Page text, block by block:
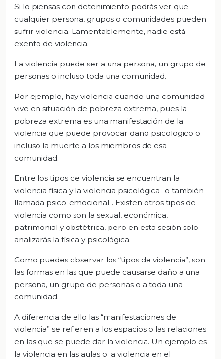
Si lo piensas con detenimiento podrás ver que
cualquier persona, grupos o comunidades pueden
sufrir violencia. Lamentablemente, nadie está
exento de violencia.
La violencia puede ser a una persona, un grupo de
personas o incluso toda una comunidad.
Por ejemplo, hay violencia cuando una comunidad
vive en situación de pobreza extrema, pues la
pobreza extrema es una manifestación de la
violencia que puede provocar daño psicológico o
incluso la muerte a los miembros de esa
comunidad.
Entre los tipos de violencia se encuentran la
violencia física y la violencia psicológica -o también
llamada psico-emocional-. Existen otros tipos de
violencia como son la sexual, económica,
patrimonial y obstétrica, pero en esta sesión solo
analizarás la física y psicológica.
Como puedes observar los “tipos de violencia”, son
las formas en las que puede causarse daño a una
persona, un grupo de personas o a toda una
comunidad.
A diferencia de ello las “manifestaciones de
violencia” se refieren a los espacios o las relaciones
en las que se puede dar la violencia. Un ejemplo es
la violencia en las aulas o la violencia en el